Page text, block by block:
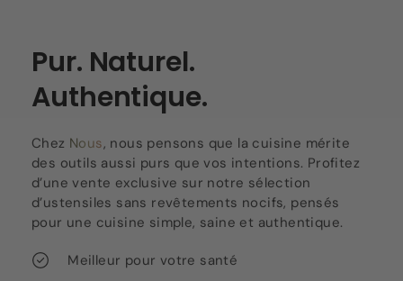
Pur. Naturel.
Authentique.
Chez Nous, nous pensons que la cuisine mérite
des outils aussi purs que vos intentions. Profitez
d’une vente exclusive sur notre sélection
d’ustensiles sans revêtements nocifs, pensés
pour une cuisine simple, saine et authentique.
Meilleur pour votre santé